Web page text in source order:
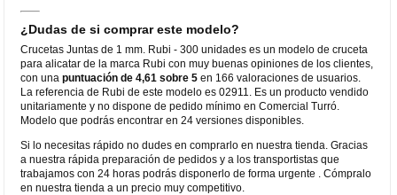
¿Dudas de si comprar este modelo?
Crucetas Juntas de 1 mm. Rubi - 300 unidades es un modelo de cruceta
para alicatar de la marca Rubi con muy buenas opiniones de los clientes,
con unapuntuación de 4,61 sobre 5 en 166 valoraciones de usuarios.
La referencia de Rubi de este modelo es 02911. Es un producto vendido
unitariamente y no dispone de pedido mínimo en Comercial Turró.
Modelo que podrás encontrar en 24 versiones disponibles.
Si lo necesitas rápido no dudes en comprarlo en nuestra tienda. Gracias
a nuestra rápida preparación de pedidos y a los transportistas que
trabajamos con 24 horas podrás disponerlo de forma urgente . Cómpralo
en nuestra tienda a un precio muy competitivo.